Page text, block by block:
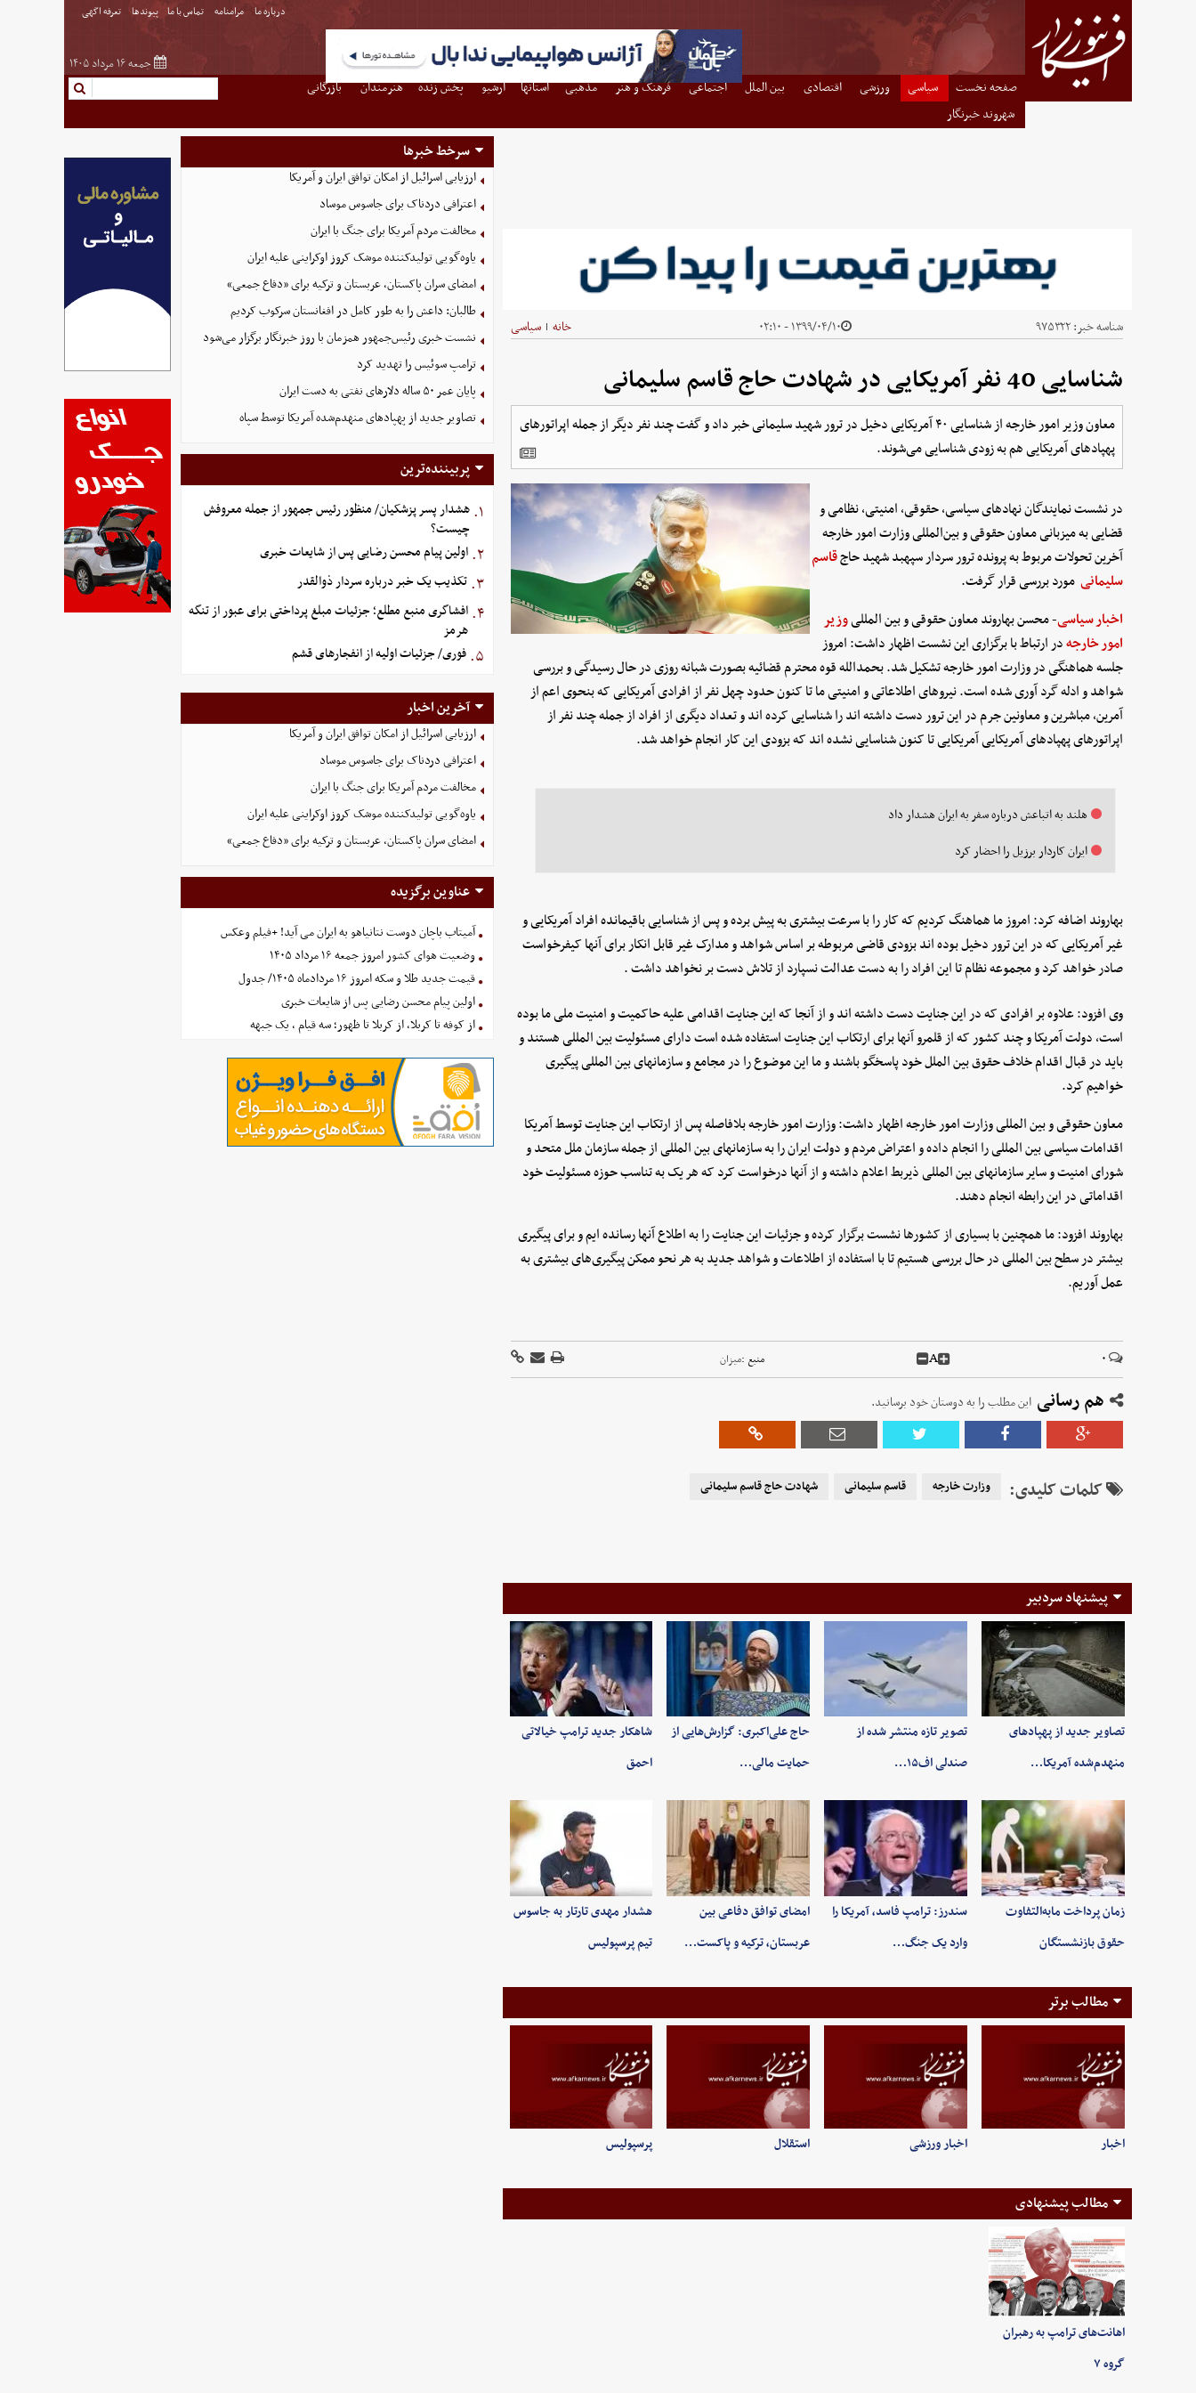
درباره ما مرامنامه تماس با ما پیوندها تعرفه اگهی
جمعه ۱۶ مرداد ۱۴۰۵
صفحه نخست سیاسی ورزشی اقتصادی بین الملل اجتماعی فرهنگ و هنر مذهبی استانها آرشیو پخش زنده هنرمندان
بازرگانی
شهروند خبرنگار
شناسه خبر:۹۷۵۳۲۲ ۱۳۹۹/۰۴/۱۰ - ۰۲:۱۰ خانه | سیاسی
شناسایی 40 نفر آمریکایی در شهادت حاج قاسم سلیمانی
معاون وزیر امور خارجه از شناسایی ۴۰ آمریکایی دخیل در ترور شهید سلیمانی خبر داد و گفت چند نفر دیگر از جمله اپراتور‌های
پهپادهای آمریکایی هم به زودی شناسایی می‌شوند.
در نشست نمایندگان نهادهای سیاسی، حقوقی، امنیتی، نظامی و
قضایی به میزبانی معاون حقوقی و بین‌المللی وزارت امور خارجه
آخرین تحولات مربوط به پرونده ترور سردار سپهبد شهید حاجقاسم
سلیمانیمورد بررسی قرار گرفت.
اخبار سیاسی- محسن بهاروند معاون حقوقی و بین المللیوزیر
امور خارجهدر ارتباط با برگزاری این نشست اظهار داشت: امروز
جلسه هماهنگی در وزارت امور خارجه تشکیل شد. بحمدالله قوه محترم قضائیه بصورت شبانه روزی در حال رسیدگی و بررسی
شواهد و ادله گرد آوری شده است. نیروهای اطلاعاتی و امنیتی ما تا کنون حدود چهل نفر از افرادی آمریکایی که بنحوی اعم از
آمرین، مباشرین و معاونین جرم در این ترور دست داشته اند را شناسایی کرده اند و تعداد دیگری از افراد از جمله چند نفر از
اپراتورهای پهپادهای آمریکایی آمریکایی تا کنون شناسایی نشده اند که بزودی این کار انجام خواهد شد.
هلند به اتباعش درباره سفر به ایران هشدار داد
ایران کاردار برزیل را احضار کرد
بهاروند اضافه کرد: امروز ما هماهنگ کردیم که کار را با سرعت بیشتری به پیش برده و پس از شناسایی باقیمانده افراد آمریکایی و
غیر آمریکایی که در این ترور دخیل بوده اند بزودی قاضی مربوطه بر اساس شواهد و مدارک غیر قابل انکار برای آنها کیفرخواست
صادر خواهد کرد و مجموعه نظام تا این افراد را به دست عدالت نسپارد از تلاش دست بر نخواهد داشت .
وی افزود: علاوه بر افرادی که در این جنایت دست داشته اند و از آنجا که این جنایت اقدامی علیه حاکمیت و امنیت ملی ما بوده
است، دولت آمریکا و چند کشور که از قلمرو آنها برای ارتکاب این جنایت استفاده شده است دارای مسئولیت بین المللی هستند و
باید در قبال اقدام خلاف حقوق بین الملل خود پاسخگو باشند و ما این موضوع را در مجامع و سازمانهای بین المللی پیگیری
خواهیم کرد.
معاون حقوقی و بین المللی وزارت امور خارجه اظهار داشت: وزارت امور خارجه بلافاصله پس از ارتکاب این جنایت توسط آمریکا
اقدامات سیاسی بین المللی را انجام داده و اعتراض مردم و دولت ایران را به سازمانهای بین المللی از جمله سازمان ملل متحد و
شورای امنیت و سایر سازمانهای بین المللی ذیربط اعلام داشته و از آنها درخواست کرد که هر یک به تناسب حوزه مسئولیت خود
اقداماتی در این رابطه انجام دهند.
بهاروند افزود: ما همچنین با بسیاری از کشورها نشست برگزار کرده و جزئیات این جنایت را به اطلاع آنها رسانده ایم و برای پیگیری
بیشتر در سطح بین المللی در حال بررسی هستیم تا با استفاده از اطلاعات و شواهد جدید به هر نحو ممکن پیگیری‌های بیشتری به
عمل آوریم.
۰ A منبع :میزان
هم رسانی این مطلب را به دوستان خود برسانید.
کلمات کلیدی: وزارت خارجه قاسم سلیمانی شهادت حاج قاسم سلیمانی
پیشنهاد سردبیر
تصاویر جدید از پهپادهای
منهدم‌شده آمریکا…
تصویر تازه منتشر شده از
صندلی اف۱۵…
حاج علی‌اکبری: گزارش‌هایی از
حمایت مالی…
شاهکار جدید ترامپ خیالاتی
احمق
زمان پرداخت مابه‌التفاوت
حقوق بازنشستگان
سندرز: ترامپ فاسد، آمریکا را
وارد یک جنگ…
امضای توافق دفاعی بین
عربستان، ترکیه و پاکست…
هشدار مهدی تارتار به جاسوس
تیم پرسپولیس
مطالب برتر
اخبار اخبار ورزشی استقلال پرسپولیس
مطالب پیشنهادی
اهانت‌های ترامپ به رهبران
گروه ۷
سرخط خبرها
ارزیابی اسرائیل از امکان توافق ایران و آمریکا
اعترافی دردناک برای جاسوس موساد
مخالفت مردم آمریکا برای جنگ با ایران
یاوه‌گویی تولیدکننده موشک کروز اوکراینی علیه ایران
امضای سران پاکستان، عربستان و ترکیه برای «دفاع جمعی»
طالبان: داعش را به طور کامل در افغانستان سرکوب کردیم
نشست خبری رئیس‌جمهور همزمان با روز خبرنگار برگزار می‌شود
ترامپ سوئیس را تهدید کرد
پایان عمر ۵۰ ساله دلارهای نفتی به دست ایران
تصاویر جدید از پهپادهای منهدم‌شده آمریکا توسط سپاه
پربیننده‌ترین
۱. هشدار پسر پزشکیان/ منظور رئیس جمهور از جمله معروفش
چیست؟
۲. اولین پیام محسن رضایی پس از شایعات خبری
۳. تکذیب یک خبر درباره سردار ذوالقدر
۴. افشاگری منبع مطلع؛ جزئیات مبلغ پرداختی برای عبور از تنگه
هرمز
۵. فوری/ جزئیات اولیه از انفجارهای قشم
آخرین اخبار
ارزیابی اسرائیل از امکان توافق ایران و آمریکا
اعترافی دردناک برای جاسوس موساد
مخالفت مردم آمریکا برای جنگ با ایران
یاوه‌گویی تولیدکننده موشک کروز اوکراینی علیه ایران
امضای سران پاکستان، عربستان و ترکیه برای «دفاع جمعی»
عناوین برگزیده
آمیتاب باچان دوست نتانیاهو به ایران می آید! +فیلم وعکس
وضعیت هوای کشور امروز جمعه ۱۶ مرداد ۱۴۰۵
قیمت جدید طلا و سکه امروز ۱۶ مردادماه ۱۴۰۵/ جدول
اولین پیام محسن رضایی پس از شایعات خبری
از کوفه تا کربلا، از کربلا تا ظهور؛ سه قیام ، یک جبهه